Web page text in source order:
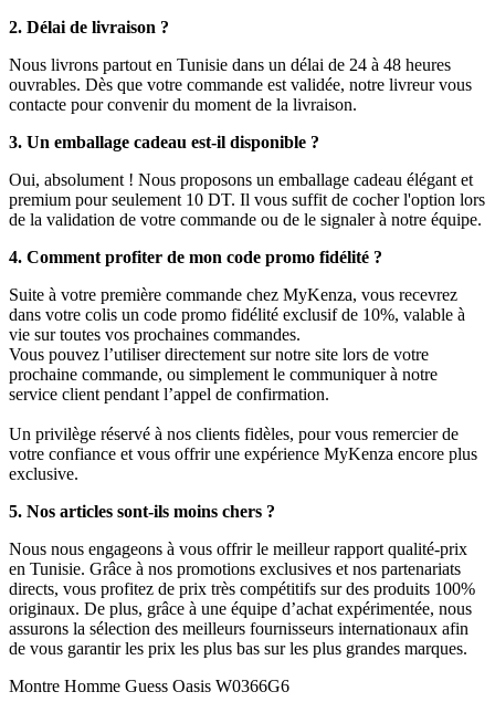
2. Délai de livraison ?
Nous livrons partout en Tunisie dans un délai de 24 à 48 heures
ouvrables. Dès que votre commande est validée, notre livreur vous
contacte pour convenir du moment de la livraison.
3. Un emballage cadeau est-il disponible ?
Oui, absolument ! Nous proposons un emballage cadeau élégant et
premium pour seulement 10 DT. Il vous suffit de cocher l'option lors
de la validation de votre commande ou de le signaler à notre équipe.
4. Comment profiter de mon code promo fidélité ?
Suite à votre première commande chez MyKenza, vous recevrez
dans votre colis un code promo fidélité exclusif de 10%, valable à
vie sur toutes vos prochaines commandes.
Vous pouvez l’utiliser directement sur notre site lors de votre
prochaine commande, ou simplement le communiquer à notre
service client pendant l’appel de confirmation.
Un privilège réservé à nos clients fidèles, pour vous remercier de
votre confiance et vous offrir une expérience MyKenza encore plus
exclusive.
5. Nos articles sont-ils moins chers ?
Nous nous engageons à vous offrir le meilleur rapport qualité-prix
en Tunisie. Grâce à nos promotions exclusives et nos partenariats
directs, vous profitez de prix très compétitifs sur des produits 100%
originaux. De plus, grâce à une équipe d’achat expérimentée, nous
assurons la sélection des meilleurs fournisseurs internationaux afin
de vous garantir les prix les plus bas sur les plus grandes marques.
Montre Homme Guess Oasis W0366G6